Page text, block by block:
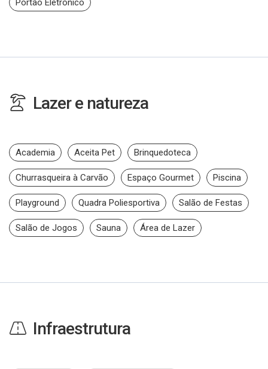
Portão Eletrônico
Lazer e natureza
Academia Aceita Pet Brinquedoteca
Churrasqueira à Carvão Espaço Gourmet Piscina
Playground Quadra Poliesportiva Salão de Festas
Salão de Jogos Sauna Área de Lazer
Infraestrutura